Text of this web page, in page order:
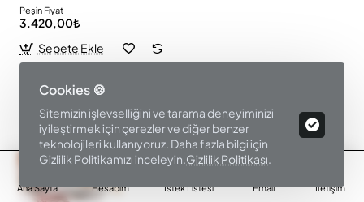
Ana Sayfa Hesabım İstek Listesi Email İletişim
Cookies 🍪
Sitemizin işlevselliğini ve tarama deneyiminizi
iyileştirmek için çerezler ve diğer benzer
teknolojileri kullanıyoruz. Daha fazla bilgi için
Gizlilik Politikamızı inceleyin.Gizlilik Politikası.
Peşin Fiyat
3.420,00₺
Sepete Ekle
Ürün Filtre